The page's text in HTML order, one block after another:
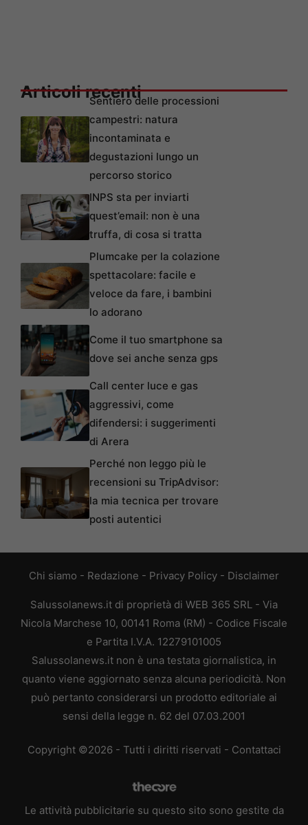
Articoli recentiSentiero delle processioni
campestri: natura
incontaminata e
degustazioni lungo un
percorso storico
INPS sta per inviarti
quest’email: non è una
truffa, di cosa si tratta
Plumcake per la colazione
spettacolare: facile e
veloce da fare, i bambini
lo adorano
Come il tuo smartphone sa
dove sei anche senza gps
Call center luce e gas
aggressivi, come
difendersi: i suggerimenti
di Arera
Perché non leggo più le
recensioni su TripAdvisor:
la mia tecnica per trovare
posti autentici
Chi siamo - Redazione - Privacy Policy - Disclaimer
Salussolanews.it di proprietà di WEB 365 SRL - Via
Nicola Marchese 10, 00141 Roma (RM) - Codice Fiscale
e Partita I.V.A. 12279101005
Salussolanews.it non è una testata giornalistica, in
quanto viene aggiornato senza alcuna periodicità. Non
può pertanto considerarsi un prodotto editoriale ai
sensi della legge n. 62 del 07.03.2001
Copyright ©2026 - Tutti i diritti riservati - Contattaci
Le attività pubblicitarie su questo sito sono gestite da